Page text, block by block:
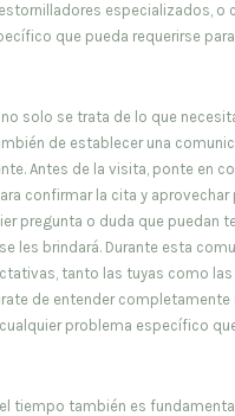
especializados, o
que pueda requerirse
solo se trata de lo que
de establecer una
Antes de la visita, ponte en
confirmar la cita y aprovechar
pregunta o duda que puedan
les brindará. Durante esta
tanto las tuyas como las
de entender completamente
problema específico
tiempo también es